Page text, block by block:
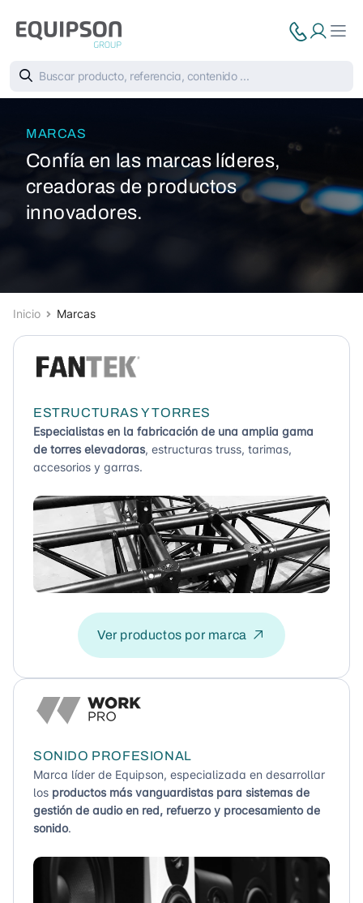
MARCAS
Confía en las marcas líderes,
creadoras de productos
innovadores.
Inicio Marcas
ESTRUCTURAS Y TORRES
Especialistas en la fabricación de una amplia gama
de torres elevadoras, estructuras truss, tarimas,
accesorios y garras.
Ver productos por marca
SONIDO PROFESIONAL
Marca líder de Equipson, especializada en desarrollar
los productos más vanguardistas para sistemas de
gestión de audio en red, refuerzo y procesamiento de
sonido.